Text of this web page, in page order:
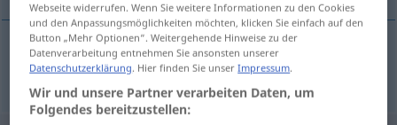
Entwickelnn revelado FOT
Webseite widerrufen. Wenn Sie weitere Informationen zu den Cookies
und den Anpassungsmöglichkeiten möchten, klicken Sie einfach auf den
Button „Mehr Optionen“. Weitergehende Hinweise zu der
Datenverarbeitung entnehmen Sie ansonsten unserer
Datenschutzerklärung. Hier finden Sie unserImpressum.
Wir und unsere Partner verarbeiten Daten, um
Folgendes bereitzustellen: